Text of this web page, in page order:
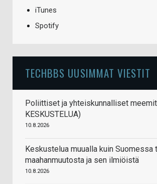
iTunes
Spotify
TECHBBS UUSIMMAT VIESTIT
Poliittiset ja yhteiskunnalliset meemit
KESKUSTELUA)
10.8.2026
Keskustelua muualla kuin Suomessa
maahanmuutosta ja sen ilmiöistä
10.8.2026